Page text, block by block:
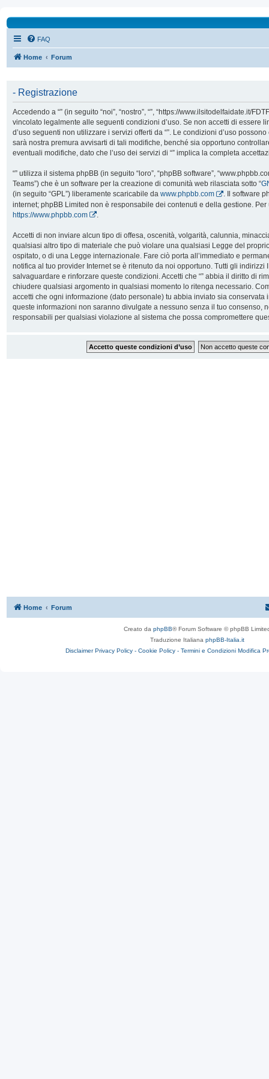
FAQ
Home Forum
- Registrazione
Accedendo a “” (in seguito “noi”, “nostro”, “”, “https://www.ilsitodelfaidate.it/
vincolato legalmente alle seguenti condizioni d’uso. Se non accetti di essere
d’uso seguenti non utilizzare i servizi offerti da “”. Le condizioni d’uso
sarà nostra premura avvisarti di tali modifiche, benché sia opportuno
eventuali modifiche, dato che l’uso dei servizi di “” implica la completa
“” utilizza il sistema phpBB (in seguito “loro”, “phpBB software”,
Teams”) che è un software per la creazione di comunità web rilasciata sotto “
(in seguito “GPL”) liberamente scaricabile da www.phpbb.com
. Il software
internet; phpBB Limited non è responsabile dei contenuti e della gestione.
https://www.phpbb.com
Accetti di non inviare alcun tipo di offesa, oscenità, volgarità, calunnia,
qualsiasi altro tipo di materiale che può violare una qualsiasi Legge del
ospitato, o di una Legge internazionale. Fare ciò porta all’immediato e
notifica al tuo provider Internet se è ritenuto da noi opportuno. Tutti gli indirizzi
salvaguardare e rinforzare queste condizioni. Accetti che “” abbia il diritto di
chiudere qualsiasi argomento in qualsiasi momento lo ritenga necessario.
accetti che ogni informazione (dato personale) tu abbia inviato sia conservata
queste informazioni non saranno divulgate a nessuno senza il tuo consenso,
responsabili per qualsiasi violazione al sistema che possa compromettere
Home Forum
Creato da phpBB® Forum Software © phpBB
Traduzione Italiana phpBB-Italia.it
Disclaimer Privacy Policy - Cookie Policy - Termini e Condizioni Modifica